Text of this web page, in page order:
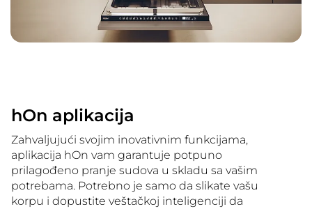
hOn aplikacija
Zahvaljujući svojim inovativnim funkcijama,
aplikacija hOn vam garantuje potpuno
prilagođeno pranje sudova u skladu sa vašim
potrebama. Potrebno je samo da slikate vašu
korpu i dopustite veštačkoj inteligenciji da